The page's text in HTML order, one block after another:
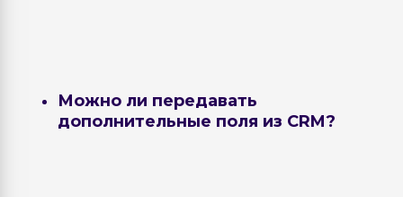
Можно ли передавать
дополнительные поля из CRM?